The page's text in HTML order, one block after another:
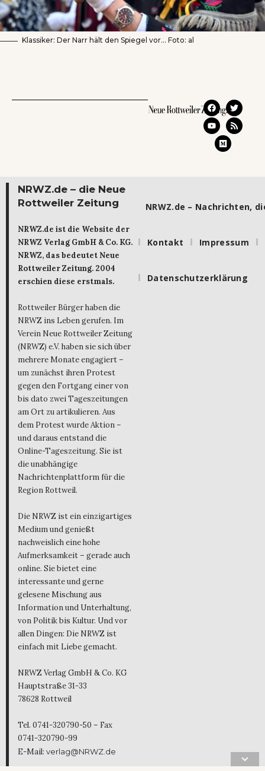
Klassiker: Der Narr hält den Spiegel vor… Foto: al
NRWZ.de – die Neue
Rottweiler Zeitung
NRWZ.de ist die Website der
NRWZ Verlag GmbH & Co. KG.
NRWZ, das bedeutet Neue
Rottweiler Zeitung. 2004
erschien diese erstmals.
Rottweiler Bürger haben die
NRWZ ins Leben gerufen. Im
Verein Neue Rottweiler Zeitung
(NRWZ) e.V. haben sie sich über
mehrere Monate engagiert –
um zunächst ihren Protest
gegen den Fortgang einer von
bis dato zwei Tageszeitungen
am Ort zu artikulieren. Aus
dem Protest wurde Aktion –
und daraus entstand die
Online-Tageszeitung. Sie ist
die unabhängige
Nachrichtenplattform für die
Region Rottweil.
Die NRWZ ist ein einzigartiges
Medium und genießt
nachweislich eine hohe
Aufmerksamkeit – gerade auch
online. Sie bietet eine
interessante und gerne
gelesene Mischung aus
Information und Unterhaltung,
von Politik bis Kultur. Und vor
allen Dingen: Die NRWZ ist
einfach mit Liebe gemacht.
NRWZ Verlag GmbH & Co. KG
Hauptstraße 31-33
78628 Rottweil
Tel. 0741-320790-50 – Fax
0741-320790-99
E-Mail: verlag@NRWZ.de
NRWZ.de – Nachrichten,
Kontakt Impressum
Datenschutzerklärung